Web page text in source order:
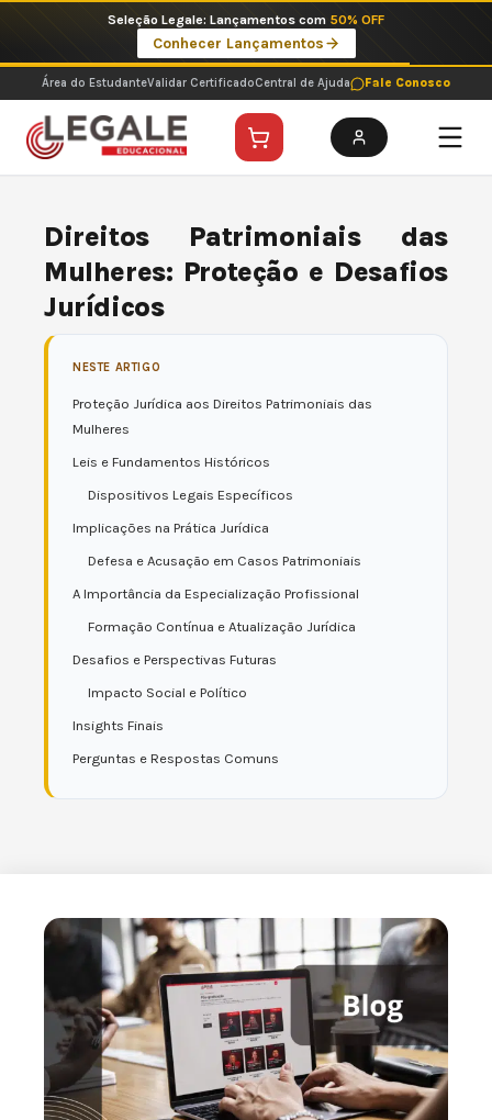
o
conteúdo
Seleção Legale: Lançamentos com 50% OFF
Conhecer Lançamentos
Área do EstudanteValidar CertificadoCentral de Ajuda Fale Conosco
Direitos Patrimoniais das
Mulheres: Proteção e Desafios
Jurídicos
NESTE ARTIGO
Proteção Jurídica aos Direitos Patrimoniais das
Mulheres
Leis e Fundamentos Históricos
Dispositivos Legais Específicos
Implicações na Prática Jurídica
Defesa e Acusação em Casos Patrimoniais
A Importância da Especialização Profissional
Formação Contínua e Atualização Jurídica
Desafios e Perspectivas Futuras
Impacto Social e Político
Insights Finais
Perguntas e Respostas Comuns